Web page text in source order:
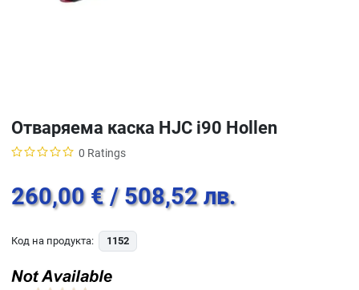
Отваряема каска HJC i90 Hollen
0 Ratings
260,00 € / 508,52 лв.
Код на продукта: 1152